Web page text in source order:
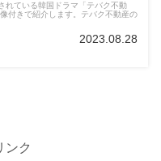
れている韓国ドラマ「テバク不動
付きで紹介します。テバク不動産の
2023.08.28
ンク